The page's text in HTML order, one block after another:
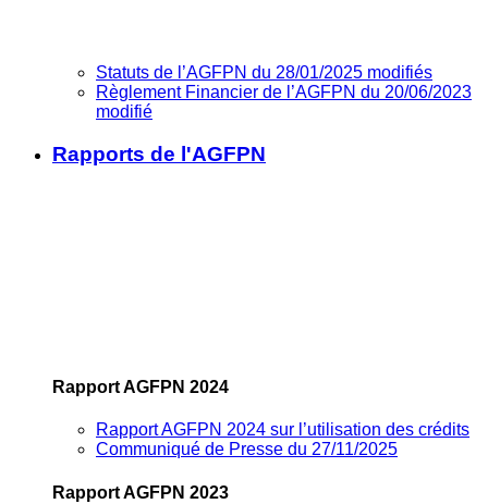
Statuts de l’AGFPN du 28/01/2025 modifiés
Règlement Financier de l’AGFPN du 20/06/2023
modifié
Rapports de l'AGFPN
Rapport AGFPN 2024
Rapport AGFPN 2024 sur l’utilisation des crédits
Communiqué de Presse du 27/11/2025
Rapport AGFPN 2023